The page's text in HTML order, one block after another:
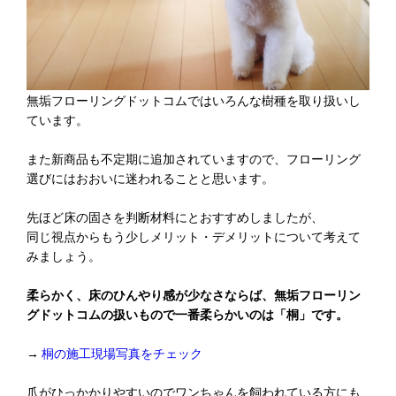
無垢フローリングドットコムではいろんな樹種を取り扱いし
ています。
また新商品も不定期に追加されていますので、フローリング
選びにはおおいに迷われることと思います。
先ほど床の固さを判断材料にとおすすめしましたが、
同じ視点からもう少しメリット・デメリットについて考えて
みましょう。
柔らかく、床のひんやり感が少なさならば、無垢フローリン
グドットコムの扱いもので一番柔らかいのは「桐」です。
→ 桐の施工現場写真をチェック
爪がひっかかりやすいのでワンちゃんを飼われている方にも